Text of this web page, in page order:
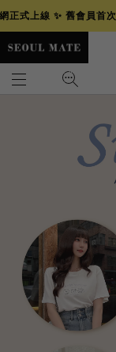
正式上線 ✨ 舊會員首
背心
透
襯衫 褲
涼感